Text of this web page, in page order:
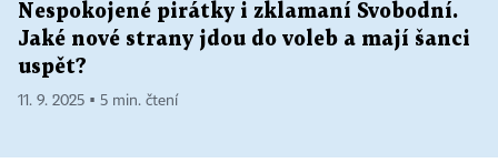
Nespokojené pirátky i zklamaní Svobodní.
Jaké nové strany jdou do voleb a mají šanci
uspět?
11. 9. 2025 ▪ 5 min. čtení